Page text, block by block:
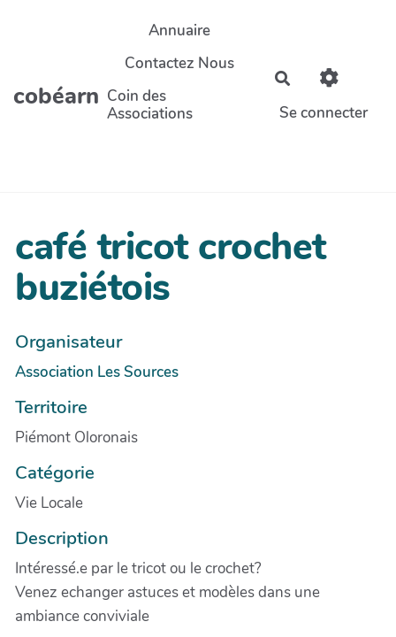
Aller au contenu principal
cobéarn
Annuaire
Contactez Nous
Coin des
Associations
Rechercher
Se connecter
café tricot crochet
buziétois
Organisateur
Association Les Sources
Territoire
Piémont Oloronais
Catégorie
Vie Locale
Description
Intéressé.e par le tricot ou le crochet?
Venez echanger astuces et modèles dans une
ambiance conviviale